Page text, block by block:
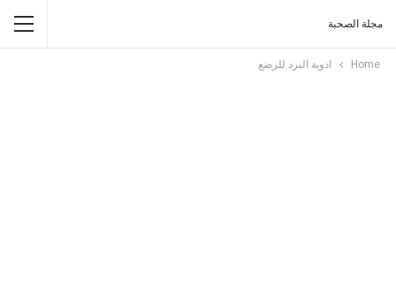
مجلة الصحبة
Home ادوية البرد للرضع